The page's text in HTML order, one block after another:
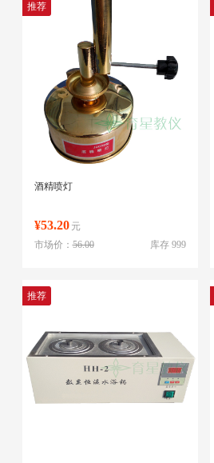
推荐
酒精喷灯
¥53.20 元
库存 999
市场价：56.00
推荐